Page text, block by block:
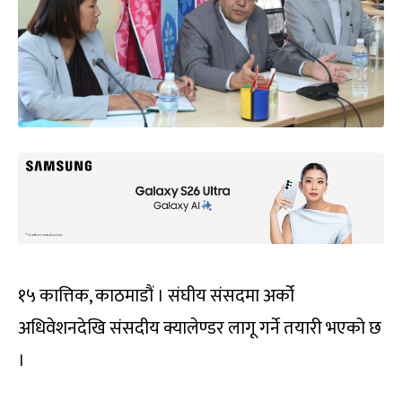
१५ कात्तिक, काठमाडौं । संघीय संसदमा अर्को
अधिवेशनदेखि संसदीय क्यालेण्डर लागू गर्ने तयारी भएको छ
।